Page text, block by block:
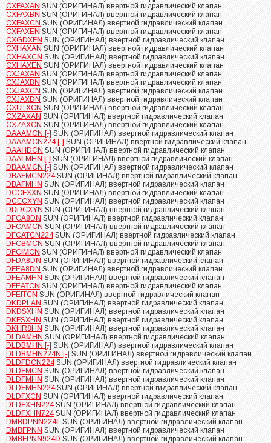
CXFAXAN SUN (ОРИГИНАЛ) ввертной гидравлический клапан
CXFAXBN SUN (ОРИГИНАЛ) ввертной гидравлический клапан
CXFAXCN SUN (ОРИГИНАЛ) ввертной гидравлический клапан
CXFAXEN SUN (ОРИГИНАЛ) ввертной гидравлический клапан
CXGDXFN SUN (ОРИГИНАЛ) ввертной гидравлический клапан
CXHAXAN SUN (ОРИГИНАЛ) ввертной гидравлический клапан
CXHAXCN SUN (ОРИГИНАЛ) ввертной гидравлический клапан
CXHAXEN SUN (ОРИГИНАЛ) ввертной гидравлический клапан
CXJAXAN SUN (ОРИГИНАЛ) ввертной гидравлический клапан
CXJAXBN SUN (ОРИГИНАЛ) ввертной гидравлический клапан
CXJAXCN SUN (ОРИГИНАЛ) ввертной гидравлический клапан
CXJAXDN SUN (ОРИГИНАЛ) ввертной гидравлический клапан
CXUTXCN SUN (ОРИГИНАЛ) ввертной гидравлический клапан
CXZAXAN SUN (ОРИГИНАЛ) ввертной гидравлический клапан
CXZAXCN SUN (ОРИГИНАЛ) ввертной гидравлический клапан
DAAAMCN [-] SUN (ОРИГИНАЛ) ввертной гидравлический клапан
DAAAMCN224 [-] SUN (ОРИГИНАЛ) ввертной гидравлический клапан
DAAHDCN SUN (ОРИГИНАЛ) ввертной гидравлический клапан
DAALMHN [-] SUN (ОРИГИНАЛ) ввертной гидравлический клапан
DBAAMCN [-] SUN (ОРИГИНАЛ) ввертной гидравлический клапан
DBAFMCN224SUN (ОРИГИНАЛ) ввертной гидравлический клапан
DBAFMHN SUN (ОРИГИНАЛ) ввертной гидравлический клапан
DCCFXXN SUN (ОРИГИНАЛ) ввертной гидравлический клапан
DCECXYN SUN (ОРИГИНАЛ) ввертной гидравлический клапан
DDDCXYN SUN (ОРИГИНАЛ) ввертной гидравлический клапан
DFCA8DN SUN (ОРИГИНАЛ) ввертной гидравлический клапан
DFCAMCN SUN (ОРИГИНАЛ) ввертной гидравлический клапан
DFCATCN224SUN (ОРИГИНАЛ) ввертной гидравлический клапан
DFCBMCN SUN (ОРИГИНАЛ) ввертной гидравлический клапан
DFCIMCN SUN (ОРИГИНАЛ) ввертной гидравлический клапан
DFDA8DN SUN (ОРИГИНАЛ) ввертной гидравлический клапан
DFEA8DN SUN (ОРИГИНАЛ) ввертной гидравлический клапан
DFEAMHN SUN (ОРИГИНАЛ) ввертной гидравлический клапан
DFEATCN SUN (ОРИГИНАЛ) ввертной гидравлический клапан
DFEITCN SUN (ОРИГИНАЛ) ввертной гидравлический клапан
DKDPLAN SUN (ОРИГИНАЛ) ввертной гидравлический клапан
DKDSXHN SUN (ОРИГИНАЛ) ввертной гидравлический клапан
DKFSXHN SUN (ОРИГИНАЛ) ввертной гидравлический клапан
DKHR8HN SUN (ОРИГИНАЛ) ввертной гидравлический клапан
DLDAMHN SUN (ОРИГИНАЛ) ввертной гидравлический клапан
DLDBMHN [-] SUN (ОРИГИНАЛ) ввертной гидравлический клапан
DLDBMHN224N [-] SUN (ОРИГИНАЛ) ввертной гидравлический клапан
DLDFDCN224SUN (ОРИГИНАЛ) ввертной гидравлический клапан
DLDFMCN SUN (ОРИГИНАЛ) ввертной гидравлический клапан
DLDFMHN SUN (ОРИГИНАЛ) ввертной гидравлический клапан
DLDFMHN224SUN (ОРИГИНАЛ) ввертной гидравлический клапан
DLDFXCN SUN (ОРИГИНАЛ) ввертной гидравлический клапан
DLDFXHN224SUN (ОРИГИНАЛ) ввертной гидравлический клапан
DLDFXHN724SUN (ОРИГИНАЛ) ввертной гидравлический клапан
DMBDPNN224L SUN (ОРИГИНАЛ) ввертной гидравлический клапан
DMBFPNN SUN (ОРИГИНАЛ) ввертной гидравлический клапан
DMBFPNN924D SUN (ОРИГИНАЛ) ввертной гидравлический клапан